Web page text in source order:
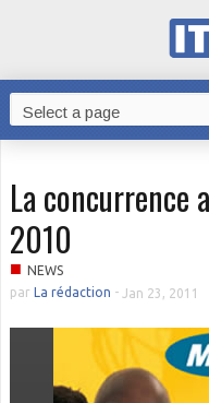
La concurrence
2010
■ NEWS
par La rédaction - Jan 23, 2011